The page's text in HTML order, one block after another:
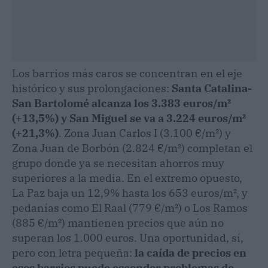
Los barrios más caros se concentran en el eje
histórico y sus prolongaciones: Santa Catalina-
San Bartolomé alcanza los 3.383 euros/m²
(+13,5%) y San Miguel se va a 3.224 euros/m²
(+21,3%). Zona Juan Carlos I (3.100 €/m²) y
Zona Juan de Borbón (2.824 €/m²) completan el
grupo donde ya se necesitan ahorros muy
superiores a la media. En el extremo opuesto,
La Paz baja un 12,9% hasta los 653 euros/m², y
pedanías como El Raal (779 €/m²) o Los Ramos
(885 €/m²) mantienen precios que aún no
superan los 1.000 euros. Una oportunidad, sí,
pero con letra pequeña: la caída de precios en